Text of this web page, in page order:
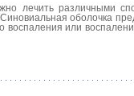
лечить различными
оболочка
или